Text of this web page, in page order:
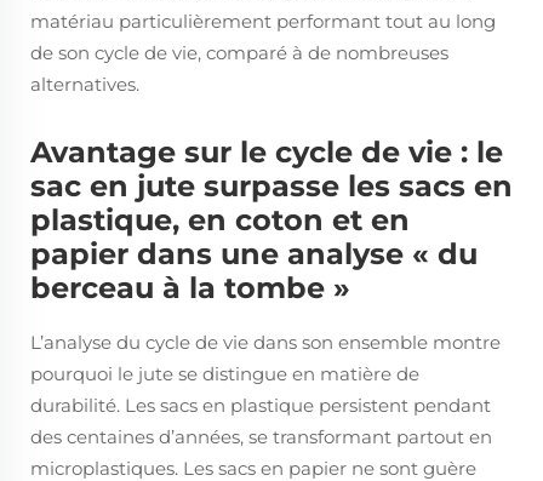
matériau particulièrement performant tout au long
de son cycle de vie, comparé à de nombreuses
alternatives.
Avantage sur le cycle de vie : le
sac en jute surpasse les sacs en
plastique, en coton et en
papier dans une analyse « du
berceau à la tombe »
L’analyse du cycle de vie dans son ensemble montre
pourquoi le jute se distingue en matière de
durabilité. Les sacs en plastique persistent pendant
des centaines d’années, se transformant partout en
microplastiques. Les sacs en papier ne sont guère